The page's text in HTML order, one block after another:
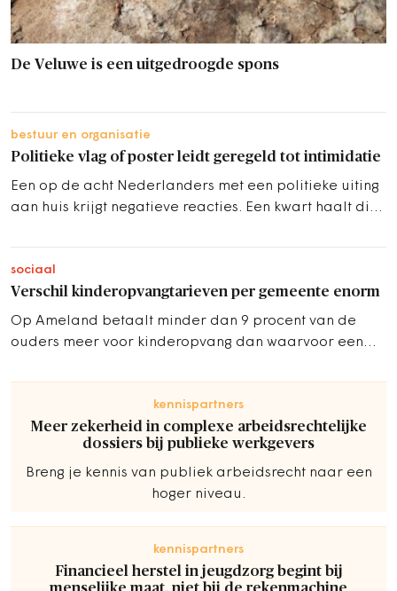
kennispartners
Meer zekerheid in complexe arbeidsrechtelijke
dossiers bij publieke werkgevers
Breng je kennis van publiek arbeidsrecht naar een
hoger niveau.
bestuur en organisatie
Politieke vlag of poster leidt geregeld tot intimidatie
Een op de acht Nederlanders met een politieke uiting
aan huis krijgt negatieve reacties. Een kwart haalt die
sociaal
Verschil kinderopvangtarieven per gemeente enorm
Op Ameland betaalt minder dan 9 procent van de
ouders meer voor kinderopvang dan waarvoor een
kennispartners
Financieel herstel in jeugdzorg begint bij
menselijke maat, niet bij de rekenmachine
De Veluwe is een uitgedroogde spons